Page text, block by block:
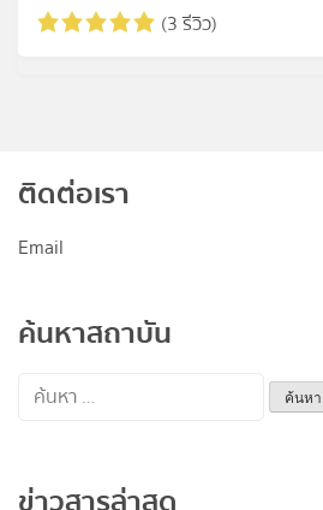
(3 รีวิว)
ติดต่อเรา
Email
ค้นหาสถาบัน
ค้นหา